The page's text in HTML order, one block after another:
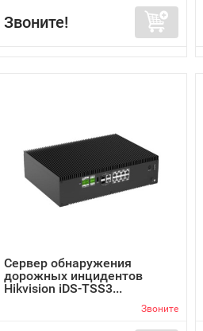
Звоните!
Сервер обнаружения
дорожных инцидентов
Hikvision iDS-TSS3...
Звоните